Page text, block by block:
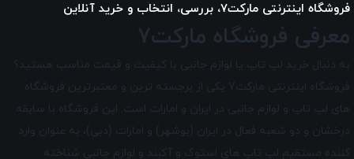
فروشگاه اینترنتی مارکت7، بررسی، انتخاب و خرید آنلاین
معرفی فروشگاه مارکت7
به دنبال خرید لپ تاپ یا لوازم جانبی با کیفیت و قیمت مناسب هستید؟
فروشگاه اینترنتی مارکت7 یکی از برجسته ترین و معتبرترین فروشگاه
های لپ تاپ و لوازم جانبی در ایران و امارات است. این فروشگاه با سابقه
درخشان و دو شعبه فعال در ایران (بوشهر) و امارات (دبی)، به عنوان وارد
کننده مستقیم لپ تاپ های استوک و آکبند و لوازم جانبی شناخته